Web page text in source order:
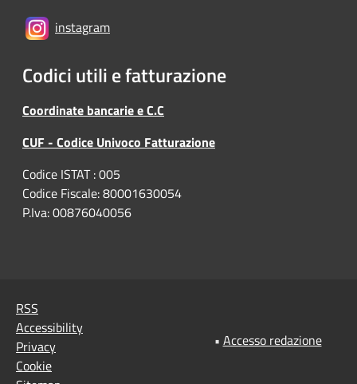
instagram
Codici utili e fatturazione
Coordinate bancarie e C.C
CUF - Codice Univoco Fatturazione
Codice ISTAT : 005
Codice Fiscale: 80001630054
P.Iva: 00876040056
RSS
Accessibility
Privacy
Cookie
• Accesso redazione